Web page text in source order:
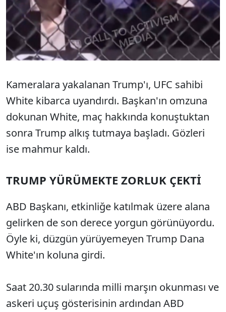
Kameralara yakalanan Trump'ı, UFC sahibi
White kibarca uyandırdı. Başkan'ın omzuna
dokunan White, maç hakkında konuştuktan
sonra Trump alkış tutmaya başladı. Gözleri
ise mahmur kaldı.
TRUMP YÜRÜMEKTE ZORLUK ÇEKTİ
ABD Başkanı, etkinliğe katılmak üzere alana
gelirken de son derece yorgun görünüyordu.
Öyle ki, düzgün yürüyemeyen Trump Dana
White'ın koluna girdi.
Saat 20.30 sularında milli marşın okunması ve
askeri uçuş gösterisinin ardından ABD